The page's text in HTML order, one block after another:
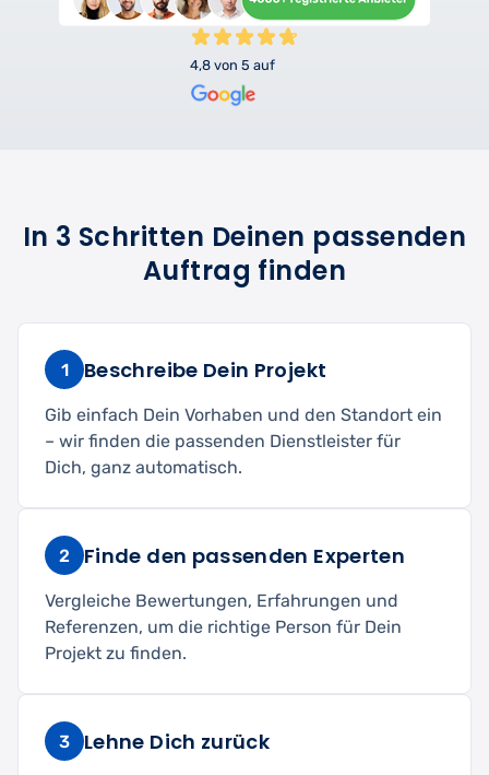
4,8 von 5 auf
In 3 Schritten Deinen passenden
Auftrag finden
1 Beschreibe Dein Projekt
Gib einfach Dein Vorhaben und den Standort ein
– wir finden die passenden Dienstleister für
Dich, ganz automatisch.
2 Finde den passenden Experten
Vergleiche Bewertungen, Erfahrungen und
Referenzen, um die richtige Person für Dein
Projekt zu finden.
3 Lehne Dich zurück